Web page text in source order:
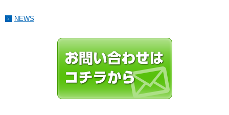
NEWS